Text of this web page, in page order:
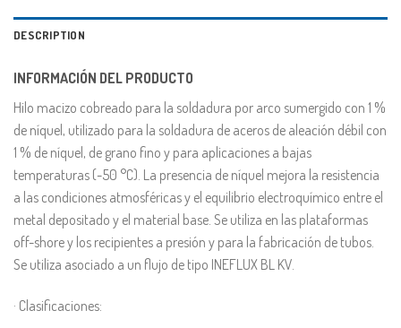
DESCRIPTION
INFORMACIÓN DEL PRODUCTO
Hilo macizo cobreado para la soldadura por arco sumergido con 1 %
de níquel, utilizado para la soldadura de aceros de aleación débil con
1 % de níquel, de grano fino y para aplicaciones a bajas
temperaturas (-50 °C). La presencia de níquel mejora la resistencia
a las condiciones atmosféricas y el equilibrio electroquímico entre el
metal depositado y el material base. Se utiliza en las plataformas
off-shore y los recipientes a presión y para la fabricación de tubos.
Se utiliza asociado a un flujo de tipo INEFLUX BL KV.
· Clasificaciones: